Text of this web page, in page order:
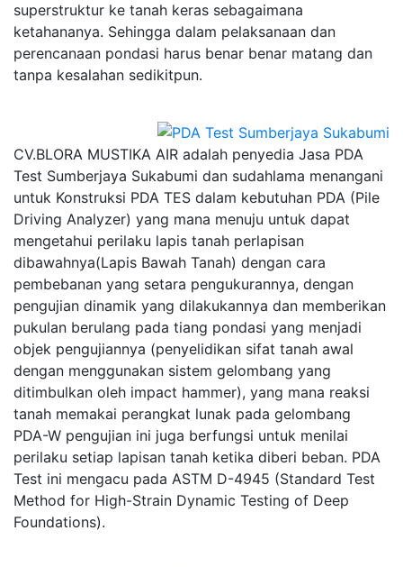
superstruktur ke tanah keras sebagaimana
ketahananya. Sehingga dalam pelaksanaan dan
perencanaan pondasi harus benar benar matang dan
tanpa kesalahan sedikitpun.
CV.BLORA MUSTIKA AIR adalah penyedia Jasa PDA
Test Sumberjaya Sukabumi dan sudahlama menangani
untuk Konstruksi PDA TES dalam kebutuhan PDA (Pile
Driving Analyzer) yang mana menuju untuk dapat
mengetahui perilaku lapis tanah perlapisan
dibawahnya(Lapis Bawah Tanah) dengan cara
pembebanan yang setara pengukurannya, dengan
pengujian dinamik yang dilakukannya dan memberikan
pukulan berulang pada tiang pondasi yang menjadi
objek pengujiannya (penyelidikan sifat tanah awal
dengan menggunakan sistem gelombang yang
ditimbulkan oleh impact hammer), yang mana reaksi
tanah memakai perangkat lunak pada gelombang
PDA-W pengujian ini juga berfungsi untuk menilai
perilaku setiap lapisan tanah ketika diberi beban. PDA
Test ini mengacu pada ASTM D-4945 (Standard Test
Method for High-Strain Dynamic Testing of Deep
Foundations).